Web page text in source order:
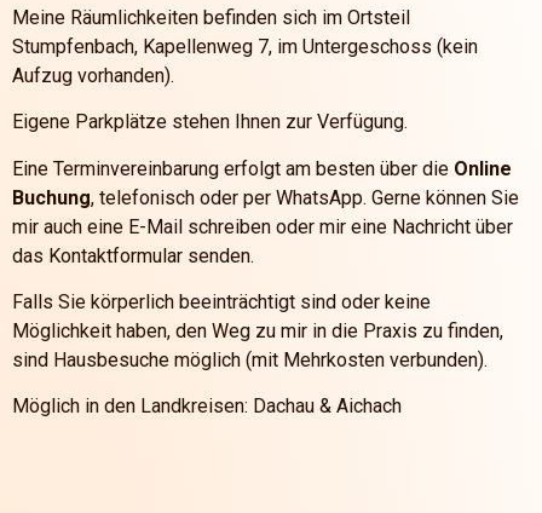
Meine Räumlichkeiten befinden sich im Ortsteil
Stumpfenbach, Kapellenweg 7, im Untergeschoss (kein
Aufzug vorhanden).
Eigene Parkplätze stehen Ihnen zur Verfügung.
Eine Terminvereinbarung erfolgt am besten über die Online
Buchung, telefonisch oder per WhatsApp. Gerne können Sie
mir auch eine E-Mail schreiben oder mir eine Nachricht über
das Kontaktformular senden.
Falls Sie körperlich beeinträchtigt sind oder keine
Möglichkeit haben, den Weg zu mir in die Praxis zu finden,
sind Hausbesuche möglich (mit Mehrkosten verbunden).
Möglich in den Landkreisen: Dachau & Aichach